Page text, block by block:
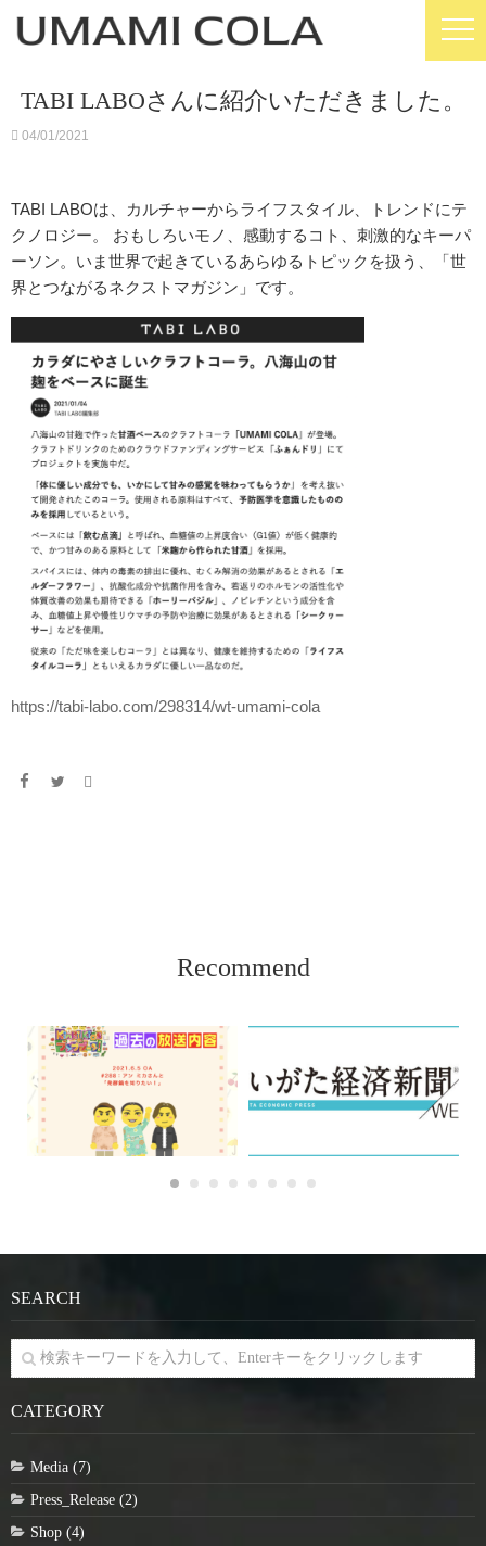
TABI LABOさんに紹介いただきました。
04/01/2021
TABI LABOは、カルチャーからライフスタイル、トレンドにテ
クノロジー。 おもしろいモノ、感動するコト、刺激的なキーパ
ーソン。いま世界で起きているあらゆるトピックを扱う、「世
界とつながるネクストマガジン」です。
https://tabi-labo.com/298314/wt-umami-cola
Recommend
SEARCH
CATEGORY
Media (7)
Press_Release (2)
Shop (4)